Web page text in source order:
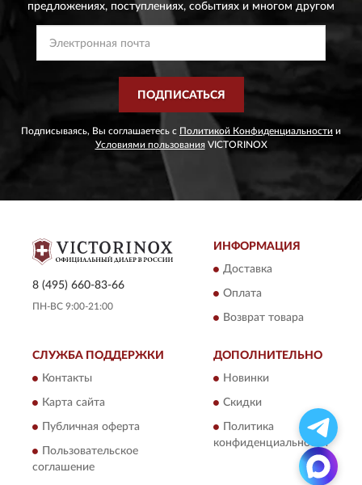
предложениях, поступлениях, событиях и многом другом
ПОДПИСАТЬСЯ
Подписываясь, Вы соглашаетесь с Политикой Конфиденциальности и
Условиями пользованияVICTORINOX
8 (495) 660-83-66
ПН-ВС 9:00-21:00
ИНФОРМАЦИЯ
Доставка
Оплата
Возврат товара
СЛУЖБА ПОДДЕРЖКИ
Контакты
Карта сайта
Публичная оферта
Пользовательское
соглашение
ДОПОЛНИТЕЛЬНО
Новинки
Скидки
Политика
конфиденциальности